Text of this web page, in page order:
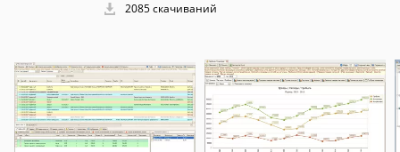
2085 скачиваний